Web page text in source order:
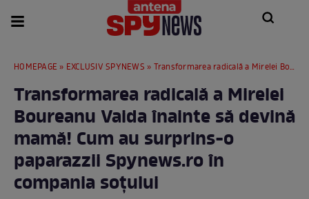
HOMEPAGE » EXCLUSIV SPYNEWS » Transformarea radicală a Mirelei Boureanu Vaida înainte să devină mamă! Cum au surprins-o paparazzii Spynews.ro în compania soţului
Transformarea radicală a Mirelei
Boureanu Vaida înainte să devină
mamă! Cum au surprins-o
paparazzii Spynews.ro în
compania soţului